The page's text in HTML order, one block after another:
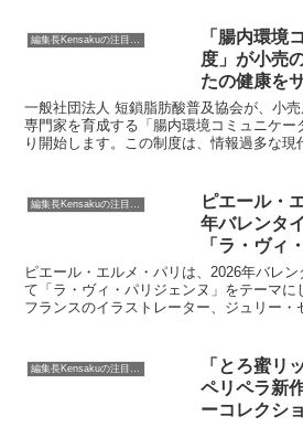
「腸内環境
度」が小売
たの健康を
きに注目で
一般社団法人 短鎖脂肪酸普及協会が、小
専門家を育成する「腸内環境コミュニケー
り開始します。この制度は、情報過多な
い取り組みが私たちの健康にどう役立つの
編集長Kensakuの注目ネタ
ピエール・
年バレンタ
「ラ・ヴィ
表
ピエール・エルメ・パリは、2026年バレ
て「ラ・ヴィ・パリジェンヌ」をテーマに
フランスのイラストレーター、ジュリー・
編集長Kensakuの注目ネタ
「とろ蜜リ
ペリペラ新
ーコレクシ